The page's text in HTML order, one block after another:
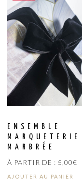
ENSEMBLE
MARQUETERIE
MARBRÉE
À PARTIR DE : 5,00€
AJOUTER AU PANIER